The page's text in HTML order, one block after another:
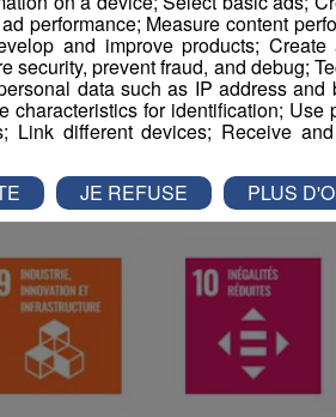
performance; Measure content
and improve products;
security, prevent fraud, and debug;
data such as IP address
characteristics for identification; Use
Link different devices; Receive
JE REFUSE PLUS